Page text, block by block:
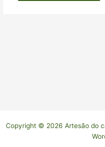
Copyright © 2026 Artesão do